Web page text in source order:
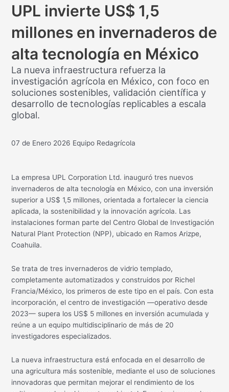
UPL invierte US$ 1,5
millones en invernaderos de
alta tecnología en México
La nueva infraestructura refuerza la
investigación agrícola en México, con foco en
soluciones sostenibles, validación científica y
desarrollo de tecnologías replicables a escala
global.
07 de Enero 2026 Equipo Redagrícola
La empresa UPL Corporation Ltd. inauguró tres nuevos
invernaderos de alta tecnología en México, con una inversión
superior a US$ 1,5 millones, orientada a fortalecer la ciencia
aplicada, la sostenibilidad y la innovación agrícola. Las
instalaciones forman parte del Centro Global de Investigación
Natural Plant Protection (NPP), ubicado en Ramos Arizpe,
Coahuila.
Se trata de tres invernaderos de vidrio templado,
completamente automatizados y construidos por Richel
Francia/México, los primeros de este tipo en el país. Con esta
incorporación, el centro de investigación —operativo desde
2023— supera los US$ 5 millones en inversión acumulada y
reúne a un equipo multidisciplinario de más de 20
investigadores especializados.
La nueva infraestructura está enfocada en el desarrollo de
una agricultura más sostenible, mediante el uso de soluciones
innovadoras que permitan mejorar el rendimiento de los